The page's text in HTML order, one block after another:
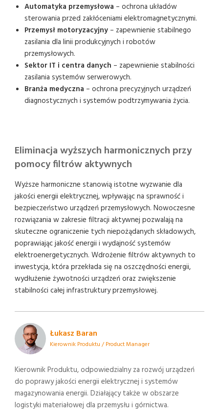
Automatyka przemysłowa – ochrona układów
sterowania przed zakłóceniami elektromagnetycznymi.
Przemysł motoryzacyjny – zapewnienie stabilnego
zasilania dla linii produkcyjnych i robotów
przemysłowych.
Sektor IT i centra danych – zapewnienie stabilności
zasilania systemów serwerowych.
Branża medyczna – ochrona precyzyjnych urządzeń
diagnostycznych i systemów podtrzymywania życia.
Eliminacja wyższych harmonicznych przy
pomocy filtrów aktywnych
Wyższe harmoniczne stanowią istotne wyzwanie dla
jakości energii elektrycznej, wpływając na sprawność i
bezpieczeństwo urządzeń przemysłowych. Nowoczesne
rozwiązania w zakresie filtracji aktywnej pozwalają na
skuteczne ograniczenie tych niepożądanych składowych,
poprawiając jakość energii i wydajność systemów
elektroenergetycznych. Wdrożenie filtrów aktywnych to
inwestycja, która przekłada się na oszczędności energii,
wydłużenie żywotności urządzeń oraz zwiększenie
stabilności całej infrastruktury przemysłowej.
Łukasz Baran
Kierownik Produktu / Product Manager
Kierownik Produktu, odpowiedzialny za rozwój urządzeń
do poprawy jakości energii elektrycznej i systemów
magazynowania energii. Działający także w obszarze
logistyki materiałowej dla przemysłu i górnictwa.